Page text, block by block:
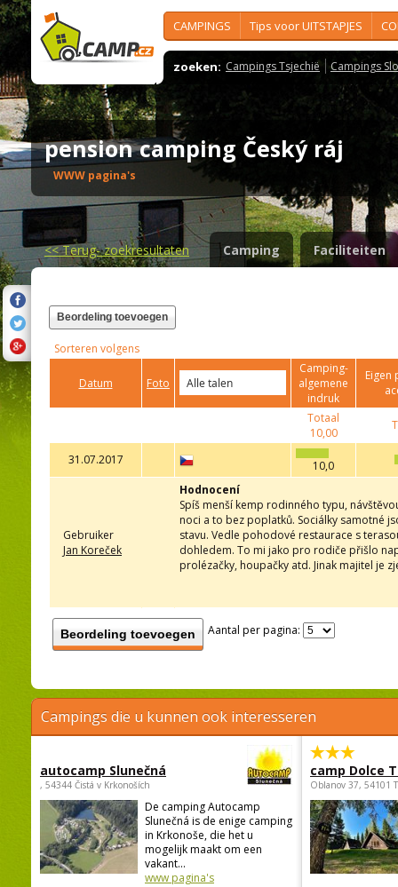
CAMPINGS Tips voor UITSTAPJES
zoeken: Campings Tsjechië Campings
pension camping Český ráj
WWW pagina's
<<Terug- zoekresultaten Camping Faciliteiten
Beordeling toevoegen
Sorteren volgens
Datum Foto
Camping-
algemene
indruk
Eigen
Totaal
10,00
31.07.2017 10,0
Gebruiker
Jan Koreček
Hodnocení
Spíš menší kemp rodinného typu,
noci a to bez poplatků. Sociálky samotné
stavu. Vedle pohodové restaurace s
dohledem. To mi jako pro rodiče přišlo
prolézačky, houpačky atd. Jinak majitel je
Beordeling toevoegen Aantal per pagina:
Campings die u kunnen ook interesseren
autocamp Slunečná
, 54344 Čistá v Krkonoších
De camping Autocamp
Slunečná is de enige camping
in Krkonoše, die het u
mogelijk maakt om een
vakant...
www pagina's
camp Dolce
Oblanov 37, 54101